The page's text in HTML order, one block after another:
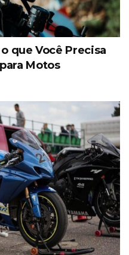
que Você Precisa
Motos